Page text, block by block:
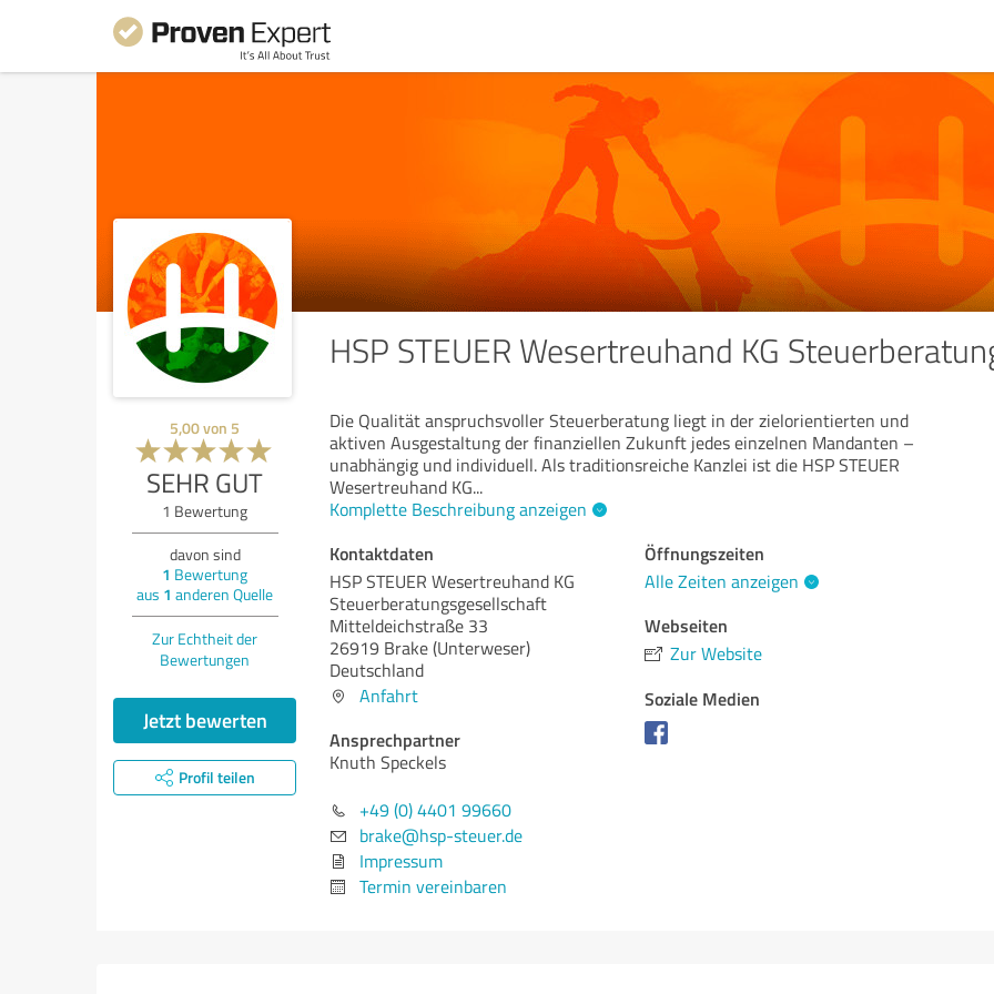
HSP STEUER Wesertreuhand KG
5,00von 5
SEHR GUT
1 Bewertung
davon sind
1 Bewertung
aus 1 anderen Quelle
Zur Echtheit der
Bewertungen
Jetzt bewerten
Profil teilen
Die Qualität anspruchsvoller Steuerberatung liegt in der zielorientierten und
aktiven Ausgestaltung der finanziellen Zukunft jedes einzelnen Mandanten –
unabhängig und individuell. Als traditionsreiche Kanzlei ist die HSP STEUER
Wesertreuhand KG...
Komplette Beschreibung anzeigen
Kontaktdaten
HSP STEUER Wesertreuhand KG
Steuerberatungsgesellschaft
Mitteldeichstraße 33
26919 Brake (Unterweser)
Deutschland
Anfahrt
Ansprechpartner
Knuth Speckels
+49 (0) 4401 99660
brake@hsp-steuer.de
Impressum
Termin vereinbaren
Öffnungszeiten
Alle Zeiten anzeigen
Webseiten
Zur Website
Soziale Medien